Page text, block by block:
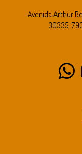
Avenida Arthur
30335-